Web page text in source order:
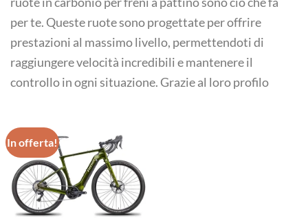
per te. Queste ruote sono progettate per offrire
prestazioni al massimo livello, permettendoti di
raggiungere velocità incredibili e mantenere il
controllo in ogni situazione. Grazie al loro profilo
In offerta!